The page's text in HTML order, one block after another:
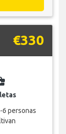
€330
6 personas